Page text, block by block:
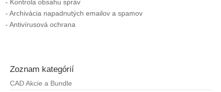
- Kontrola obsahu správ
- Archivácia napadnutých emailov a spamov
- Antivírusová ochrana
Zoznam kategórií
CAD Akcie a Bundle